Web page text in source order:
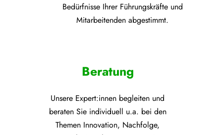
Bedürfnisse Ihrer Führungskräfte und
Mitarbeitenden abgestimmt.
Beratung
Unsere Expert:innen begleiten und
beraten Sie individuell u.a. bei den
Themen Innovation, Nachfolge,